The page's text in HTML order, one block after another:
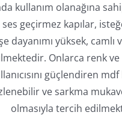
kullanım olanağına
geçirmez kapılar,
dayanımı yüksek, camlı
Onlarca renk ve
güçlendiren
ve sarkma
olmasıyla tercih